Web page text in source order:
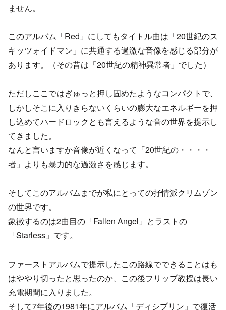
ません。
このアルバム「Red」にしてもタイトル曲は「20世紀のス
キッツォイドマン」に共通する過激な音像を感じる部分が
あります。（その昔は「20世紀の精神異常者」でした）
ただしここではぎゅっと押し固めたようなコンパクトで、
しかしそこに入りきらないくらいの膨大なエネルギーを押
し込めてハードロックとも言えるような音の世界を提示し
てきました。
なんと言いますか音像が近くなって「20世紀の・・・・
者」よりも暴力的な過激さを感じます。
そしてこのアルバムまでが私にとっての抒情派クリムゾン
の世界です。
象徴するのは2曲目の「Fallen Angel」とラストの
「Starless」です。
ファーストアルバムで提示したこの路線でできることはも
はややり切ったと思ったのか、この後フリップ教授は長い
充電期間に入りました。
そして7年後の1981年にアルバム「ディシプリン」で復活